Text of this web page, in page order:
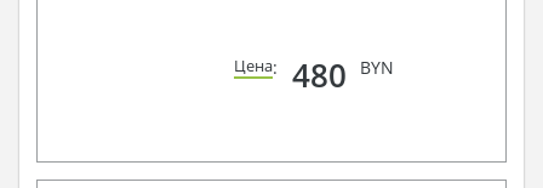
Цена: 480 BYN